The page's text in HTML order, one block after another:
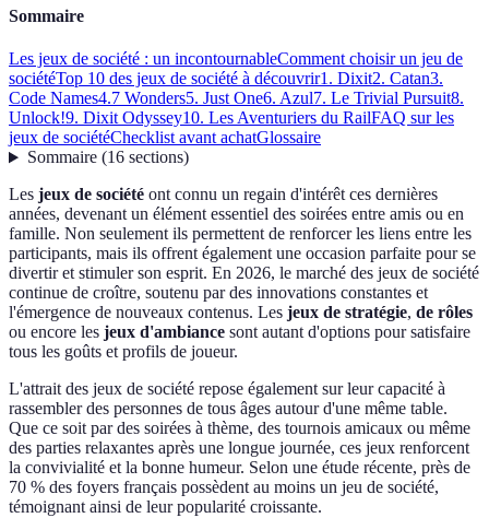
Sommaire
Les jeux de société : un incontournableComment choisir un jeu de
sociétéTop 10 des jeux de société à découvrir1. Dixit2. Catan3.
Code Names4.7 Wonders5. Just One6. Azul7. Le Trivial Pursuit8.
Unlock!9. Dixit Odyssey10. Les Aventuriers du RailFAQ sur les
jeux de sociétéChecklist avant achatGlossaire
Sommaire(16 sections)
Les jeux de société ont connu un regain d'intérêt ces dernières
années, devenant un élément essentiel des soirées entre amis ou en
famille. Non seulement ils permettent de renforcer les liens entre les
participants, mais ils offrent également une occasion parfaite pour se
divertir et stimuler son esprit. En 2026, le marché des jeux de société
continue de croître, soutenu par des innovations constantes et
l'émergence de nouveaux contenus. Les jeux de stratégie, de rôles
ou encore les jeux d'ambiance sont autant d'options pour satisfaire
tous les goûts et profils de joueur.
L'attrait des jeux de société repose également sur leur capacité à
rassembler des personnes de tous âges autour d'une même table.
Que ce soit par des soirées à thème, des tournois amicaux ou même
des parties relaxantes après une longue journée, ces jeux renforcent
la convivialité et la bonne humeur. Selon une étude récente, près de
70 % des foyers français possèdent au moins un jeu de société,
témoignant ainsi de leur popularité croissante.